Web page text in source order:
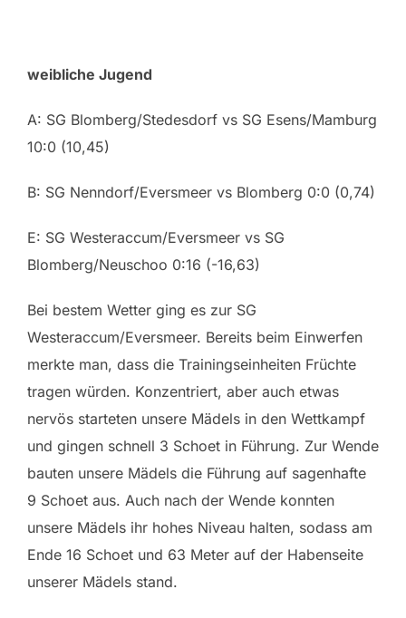
weibliche Jugend
A: SG Blomberg/Stedesdorf vs SG Esens/Mamburg
10:0 (10,45)
B: SG Nenndorf/Eversmeer vs Blomberg 0:0 (0,74)
E: SG Westeraccum/Eversmeer vs SG
Blomberg/Neuschoo 0:16 (-16,63)
Bei bestem Wetter ging es zur SG
Westeraccum/Eversmeer. Bereits beim Einwerfen
merkte man, dass die Trainingseinheiten Früchte
tragen würden. Konzentriert, aber auch etwas
nervös starteten unsere Mädels in den Wettkampf
und gingen schnell 3 Schoet in Führung. Zur Wende
bauten unsere Mädels die Führung auf sagenhafte
9 Schoet aus. Auch nach der Wende konnten
unsere Mädels ihr hohes Niveau halten, sodass am
Ende 16 Schoet und 63 Meter auf der Habenseite
unserer Mädels stand.